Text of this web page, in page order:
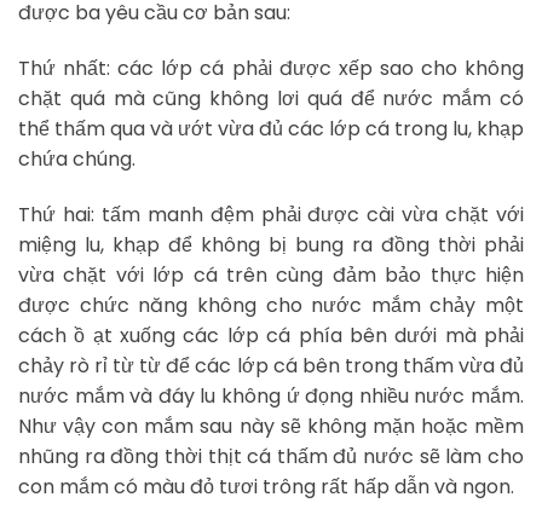
được ba yêu cầu cơ bản sau:
Thứ nhất: các lớp cá phải được xếp sao cho không
chặt quá mà cũng không lơi quá để nước mắm có
thể thấm qua và ướt vừa đủ các lớp cá trong lu, khạp
chứa chúng.
Thứ hai: tấm manh đệm phải được cài vừa chặt với
miệng lu, khạp để không bị bung ra đồng thời phải
vừa chặt với lớp cá trên cùng đảm bảo thực hiện
được chức năng không cho nước mắm chảy một
cách ồ ạt xuống các lớp cá phía bên dưới mà phải
chảy rò rỉ từ từ để các lớp cá bên trong thấm vừa đủ
nước mắm và đáy lu không ứ đọng nhiều nước mắm.
Như vậy con mắm sau này sẽ không mặn hoặc mềm
nhũng ra đồng thời thịt cá thấm đủ nước sẽ làm cho
con mắm có màu đỏ tươi trông rất hấp dẫn và ngon.